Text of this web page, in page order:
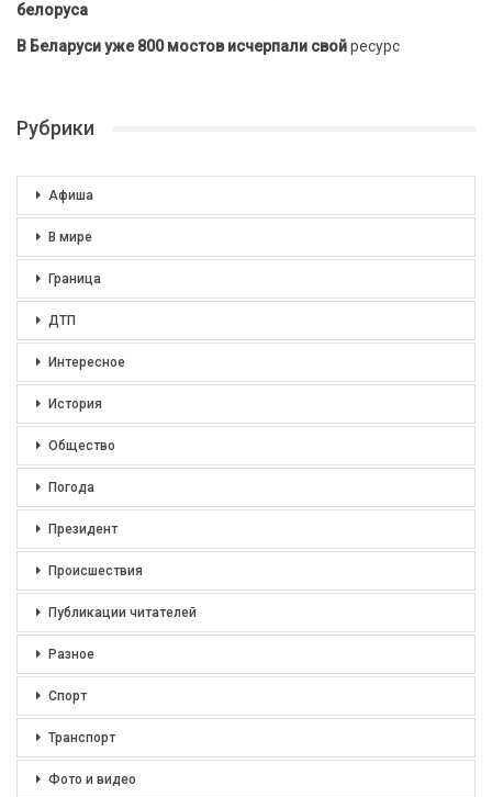
белоруса
В Беларуси уже 800 мостов исчерпали свойресурс
Рубрики
Афиша
В мире
Граница
ДТП
Интересное
История
Общество
Погода
Президент
Происшествия
Публикации читателей
Разное
Спорт
Транспорт
Фото и видео